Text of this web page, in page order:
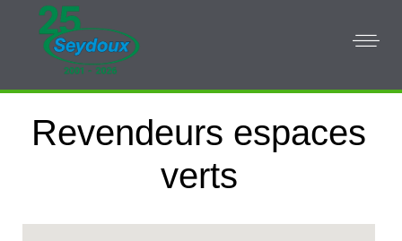
Revendeurs espaces
verts